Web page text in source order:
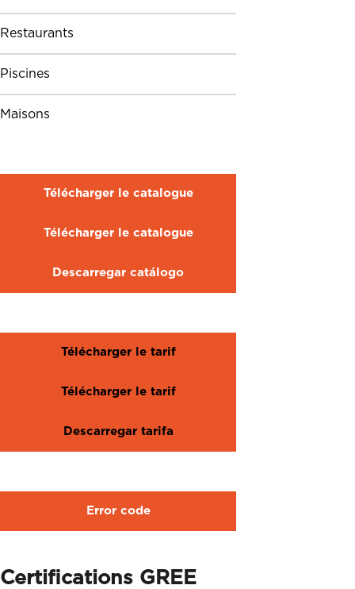
Restaurants
Piscines
Maisons
Télécharger le catalogue
Télécharger le catalogue
Descarregar catálogo
Télécharger le tarif
Télécharger le tarif
Descarregar tarifa
Error code
Certifications GREE